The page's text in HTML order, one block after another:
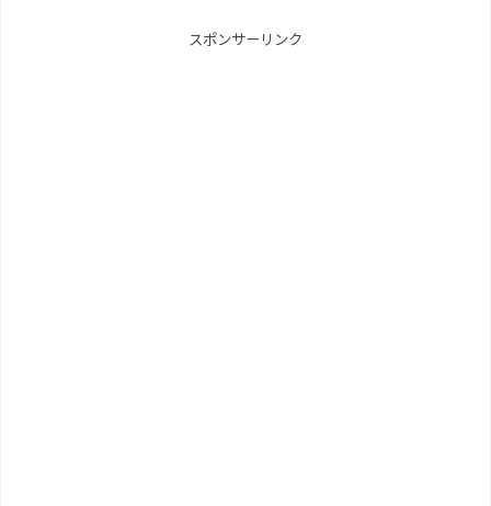
スポンサーリンク